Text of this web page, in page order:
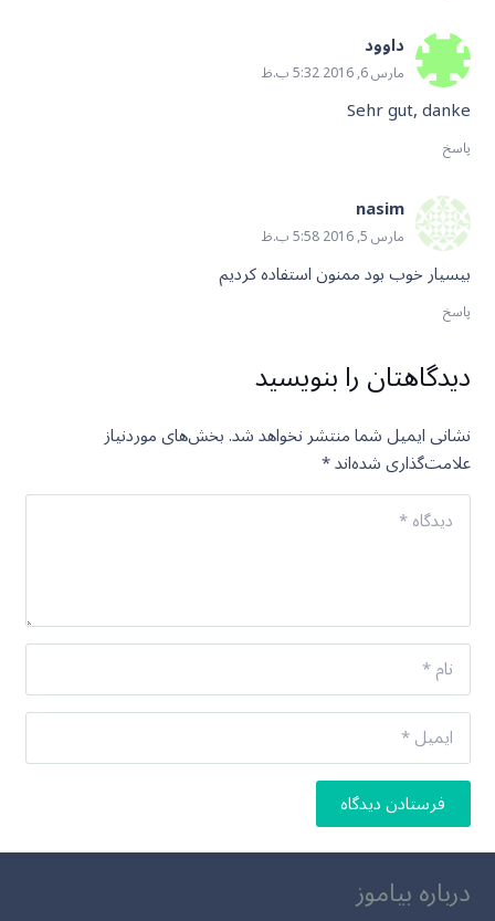
داوود
مارس 6, 2016 5:32 ب.ظ
Sehr gut, danke
پاسخ
nasim
مارس 5, 2016 5:58 ب.ظ
بیسیار خوب بود ممنون استفاده کردیم
پاسخ
دیدگاهتان را بنویسید
نشانی ایمیل شما منتشر نخواهد شد.بخش‌های موردنیاز
علامت‌گذاری شده‌اند*
فرستادن دیدگاه
درباره بیاموز